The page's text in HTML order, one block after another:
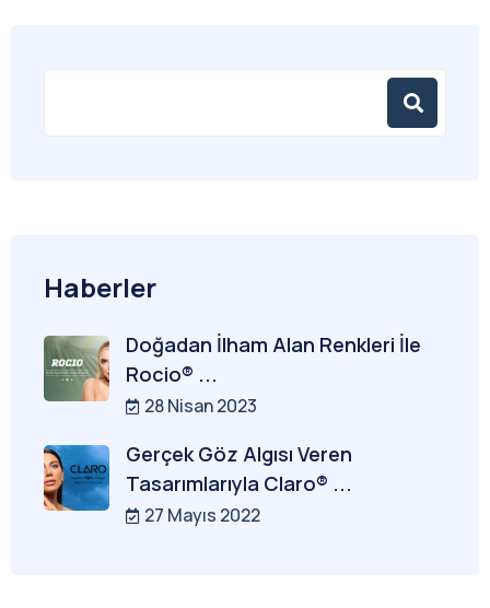
Haberler
Doğadan İlham Alan Renkleri İle
Rocio® ...
28 Nisan 2023
Gerçek Göz Algısı Veren
Tasarımlarıyla Claro® ...
27 Mayıs 2022